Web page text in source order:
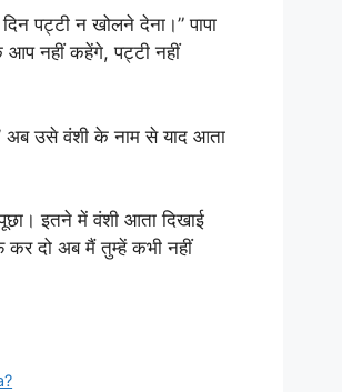
पट्टी न खोलने देना।” पापा
आप नहीं कहेंगे, पट्टी नहीं
अब उसे वंशी के नाम से याद आता
इतने में वंशी आता दिखाई
कर दो अब मैं तुम्हें कभी नहीं